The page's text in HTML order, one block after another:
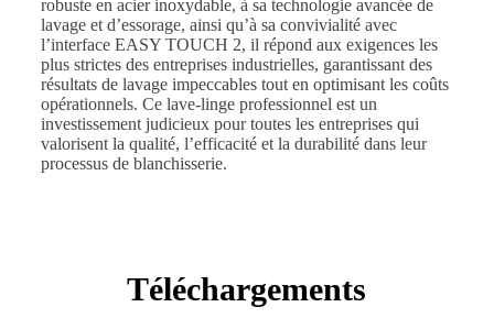
robuste en acier inoxydable, à sa technologie avancée de
lavage et d’essorage, ainsi qu’à sa convivialité avec
l’interface EASY TOUCH 2, il répond aux exigences les
plus strictes des entreprises industrielles, garantissant des
résultats de lavage impeccables tout en optimisant les coûts
opérationnels. Ce lave-linge professionnel est un
investissement judicieux pour toutes les entreprises qui
valorisent la qualité, l’efficacité et la durabilité dans leur
processus de blanchisserie.
Téléchargements